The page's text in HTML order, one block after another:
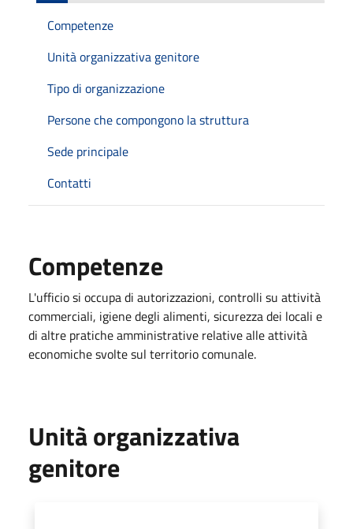
Competenze
Unità organizzativa genitore
Tipo di organizzazione
Persone che compongono la struttura
Sede principale
Contatti
Competenze
L'ufficio si occupa di autorizzazioni, controlli su attività
commerciali, igiene degli alimenti, sicurezza dei locali e
di altre pratiche amministrative relative alle attività
economiche svolte sul territorio comunale.
Unità organizzativa
genitore